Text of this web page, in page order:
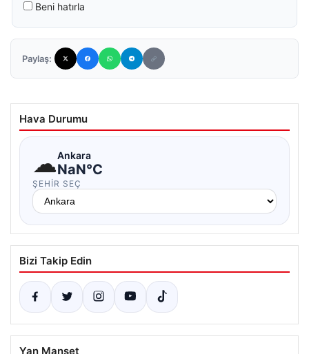
Beni hatırla
Paylaş:
Hava Durumu
☁Ankara
NaN°C
ŞEHIR SEÇ
Bizi Takip Edin
Yan Manşet